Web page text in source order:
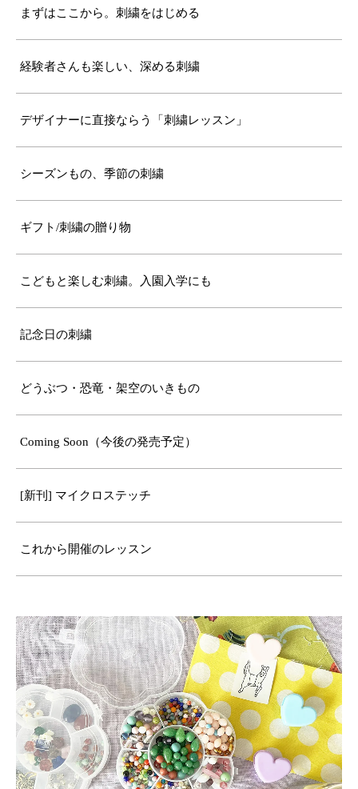
まずはここから。刺繍をはじめる
経験者さんも楽しい、深める刺繍
デザイナーに直接ならう「刺繍レッスン」
シーズンもの、季節の刺繍
ギフト/刺繍の贈り物
こどもと楽しむ刺繍。入園入学にも
記念日の刺繍
どうぶつ・恐竜・架空のいきもの
Coming Soon（今後の発売予定）
[新刊] マイクロステッチ
これから開催のレッスン